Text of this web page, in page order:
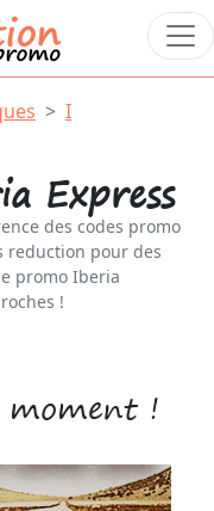
I
Express
des codes promo
reduction pour des
promo Iberia
!
moment !